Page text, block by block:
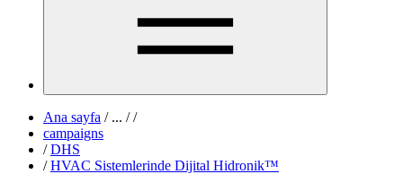
Ana sayfa /... / /
campaigns
/ DHS
/ HVAC Sistemlerinde Dijital Hidronik™